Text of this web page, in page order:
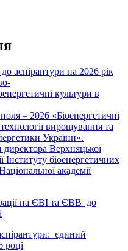
на 2026 рік
культури в
– 2026 «Біоенергетичні
вирощування та
України».
Верхняцької
Інституту біоенергетичних
академії
на ЄВІ та ЄВВ до
єдиний
році